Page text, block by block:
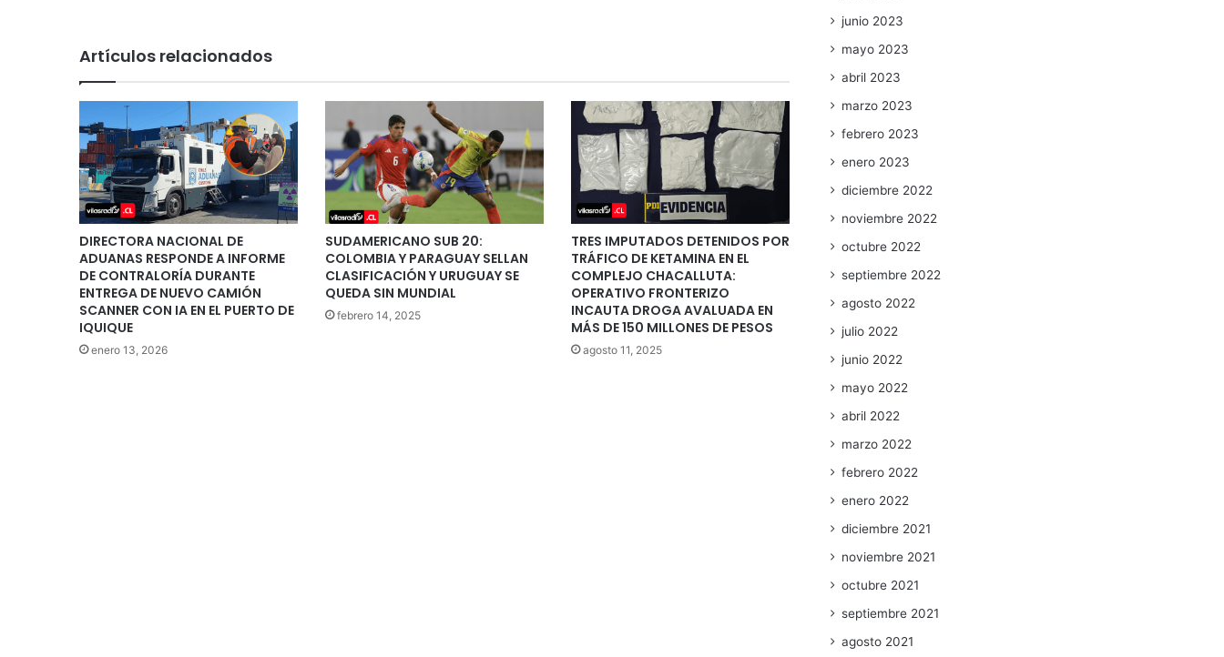
Artículos relacionados
DIRECTORA NACIONAL DE
ADUANAS RESPONDE A INFORME
DE CONTRALORÍA DURANTE
ENTREGA DE NUEVO CAMIÓN
SCANNER CON IA EN EL PUERTO DE
IQUIQUE
enero 13, 2026
SUDAMERICANO SUB 20:
COLOMBIA Y PARAGUAY SELLAN
CLASIFICACIÓN Y URUGUAY SE
QUEDA SIN MUNDIAL
febrero 14, 2025
TRES IMPUTADOS DETENIDOS POR
TRÁFICO DE KETAMINA EN EL
COMPLEJO CHACALLUTA:
OPERATIVO FRONTERIZO
INCAUTA DROGA AVALUADA EN
MÁS DE 150 MILLONES DE PESOS
agosto 11, 2025
junio 2023
mayo 2023
abril 2023
marzo 2023
febrero 2023
enero 2023
diciembre 2022
noviembre 2022
octubre 2022
septiembre 2022
agosto 2022
julio 2022
junio 2022
mayo 2022
abril 2022
marzo 2022
febrero 2022
enero 2022
diciembre 2021
noviembre 2021
octubre 2021
septiembre 2021
agosto 2021